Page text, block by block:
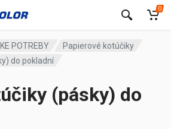
0
POTREBY
Papierové kotúčiky
do pokladní
(pásky) do